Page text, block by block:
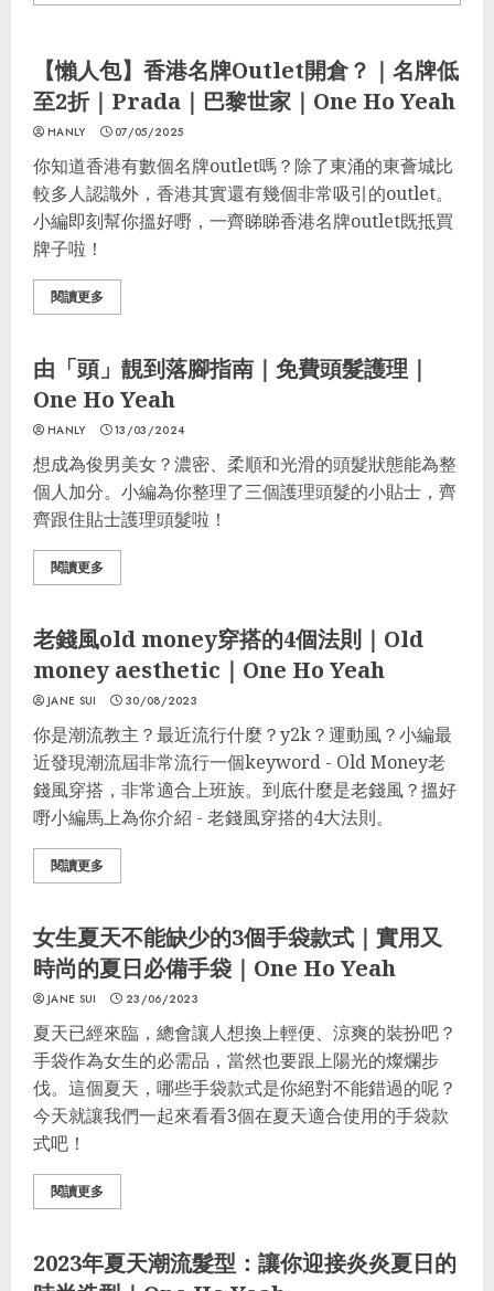
格價 港邊走走 最著數優惠 Fashion Grooming
【懶人包】香港名牌Outlet開倉？｜名牌低
至2折｜Prada｜巴黎世家｜One Ho Yeah
HANLY 07/05/2025
你知道香港有數個名牌outlet嗎？除了東涌的東薈城比
較多人認識外，香港其實還有幾個非常吸引的outlet。
小編即刻幫你搵好嘢，一齊睇睇香港名牌outlet既抵買
牌子啦！
閱讀更多
美容
由「頭」靚到落腳指南｜免費頭髮護理｜
One Ho Yeah
HANLY 13/03/2024
想成為俊男美女？濃密、柔順和光滑的頭髮狀態能為整
個人加分。小編為你整理了三個護理頭髮的小貼士，齊
齊跟住貼士護理頭髮啦！
閱讀更多
Fashion
老錢風old money穿搭的4個法則｜Old
money aesthetic｜One Ho Yeah
JANE SUI 30/08/2023
你是潮流教主？最近流行什麼？y2k？運動風？小編最
近發現潮流屆非常流行一個keyword - Old Money老
錢風穿搭，非常適合上班族。到底什麼是老錢風？搵好
嘢小編馬上為你介紹 - 老錢風穿搭的4大法則。
閱讀更多
Fashion
女生夏天不能缺少的3個手袋款式｜實用又
時尚的夏日必備手袋｜One Ho Yeah
JANE SUI 23/06/2023
夏天已經來臨，總會讓人想換上輕便、涼爽的裝扮吧？
手袋作為女生的必需品，當然也要跟上陽光的燦爛步
伐。這個夏天，哪些手袋款式是你絕對不能錯過的呢？
今天就讓我們一起來看看3個在夏天適合使用的手袋款
式吧！
閱讀更多
美容
2023年夏天潮流髮型：讓你迎接炎炎夏日的